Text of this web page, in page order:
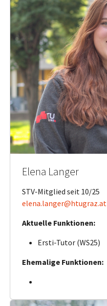
Elena Langer
STV-Mitglied seit 10/25
elena.langer@htugraz.at
Aktuelle Funktionen:
Ersti-Tutor (WS25)
Ehemalige Funktionen: